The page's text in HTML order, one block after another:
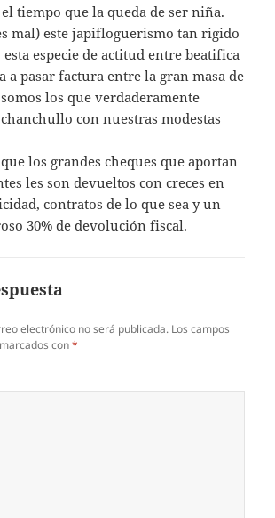
tiempo que la queda de ser niña.
mal) este japifloguerismo tan rigido
especie de actitud entre beatifica
a pasar factura entre la gran masa de
los que verdaderamente
con nuestras modestas
los grandes cheques que aportan
les son devueltos con creces en
contratos de lo que sea y un
30% de devolución fiscal.
electrónico no será publicada. Los campos
con*